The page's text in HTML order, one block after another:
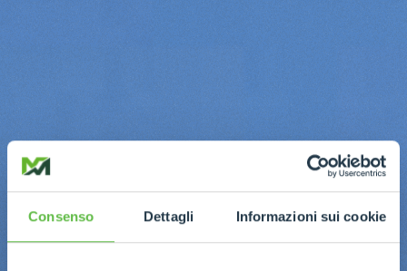
Consenso Dettagli Informazioni sui cookie